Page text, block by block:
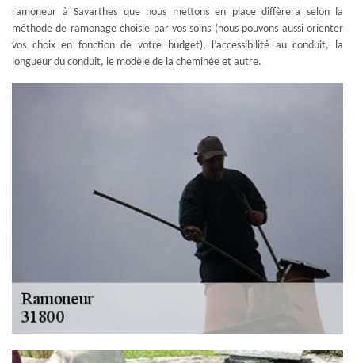
ramoneur à Savarthes que nous mettons en place diffèrera selon la
méthode de ramonage choisie par vos soins (nous pouvons aussi orienter
vos choix en fonction de votre budget), l’accessibilité au conduit, la
longueur du conduit, le modèle de la cheminée et autre.